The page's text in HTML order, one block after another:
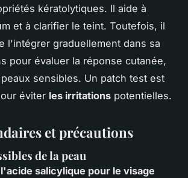
kératolytiques. Il aide à
et à clarifier le teint. Toutefois, il
l'intégrer graduellement dans sa
pour évaluer la réponse cutanée,
sensibles. Un patch test est
éviter les irritations potentielles.
et précautions
de la peau
l'acide salicylique pour le visage